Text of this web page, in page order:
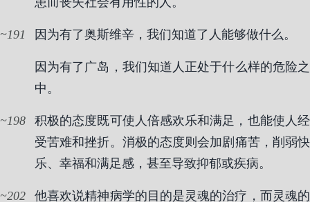
191 因为有了奥斯维辛，我们知道了人能够做什么。
因为有了广岛，我们知道人正处于什么样的危险之
中。
198
积极的态度既可使人倍感欢乐和满足，也能使人经
受苦难和挫折。消极的态度则会加剧痛苦，削弱快
乐、幸福和满足感，甚至导致抑郁或疾病。
202
他喜欢说精神病学的目的是灵魂的治疗，而灵魂的